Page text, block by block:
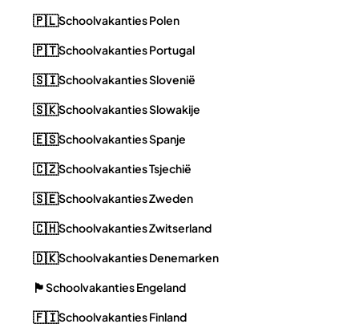
🇵🇱Schoolvakanties Polen
🇵🇹Schoolvakanties Portugal
🇸🇮Schoolvakanties Slovenië
🇸🇰Schoolvakanties Slowakije
🇪🇸Schoolvakanties Spanje
🇨🇿Schoolvakanties Tsjechië
🇸🇪Schoolvakanties Zweden
🇨🇭Schoolvakanties Zwitserland
🇩🇰Schoolvakanties Denemarken
🏴󠁧󠁢󠁥󠁮󠁧󠁿Schoolvakanties Engeland
🇫🇮Schoolvakanties Finland